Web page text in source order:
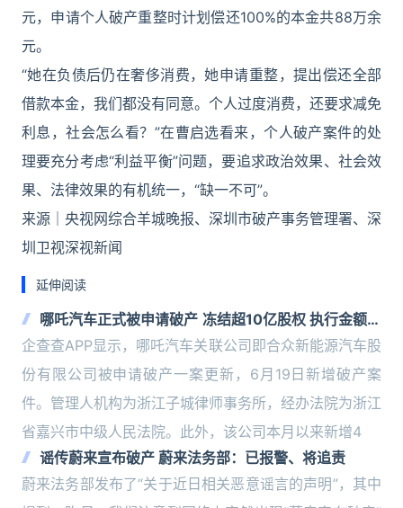
元，申请个人破产重整时计划偿还100%的本金共88万余
元。
“她在负债后仍在奢侈消费，她申请重整，提出偿还全部
借款本金，我们都没有同意。个人过度消费，还要求减免
利息，社会怎么看？”在曹启选看来，个人破产案件的处
理要充分考虑“利益平衡”问题，要追求政治效果、社会效
果、法律效果的有机统一，“缺一不可”。
来源｜央视网综合羊城晚报、深圳市破产事务管理署、深
圳卫视深视新闻
延伸阅读
哪吒汽车正式被申请破产 冻结超10亿股权 执行金额超
1.58亿
企查查APP显示，哪吒汽车关联公司即合众新能源汽车股
份有限公司被申请破产一案更新，6月19日新增破产案
件。管理人机构为浙江子城律师事务所，经办法院为浙江
省嘉兴市中级人民法院。此外，该公司本月以来新增4
谣传蔚来宣布破产 蔚来法务部：已报警、将追责
蔚来法务部发布了“关于近日相关恶意谣言的声明”，其中